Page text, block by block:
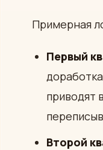
Примерная
Первый
приводят
Второй